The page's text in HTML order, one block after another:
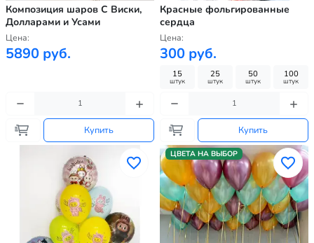
Композиция шаров С Виски,
Долларами и Усами
Цена:
5890 руб.
Купить
Красные фольгированные
сердца
Цена:
300 руб.
15
штук
25
штук
50
штук
100
штук
Купить
ЦВЕТА НА ВЫБОР